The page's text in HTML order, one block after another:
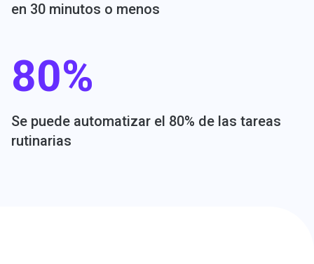
en 30 minutos o menos
80%
Se puede automatizar el 80% de las tareas
rutinarias